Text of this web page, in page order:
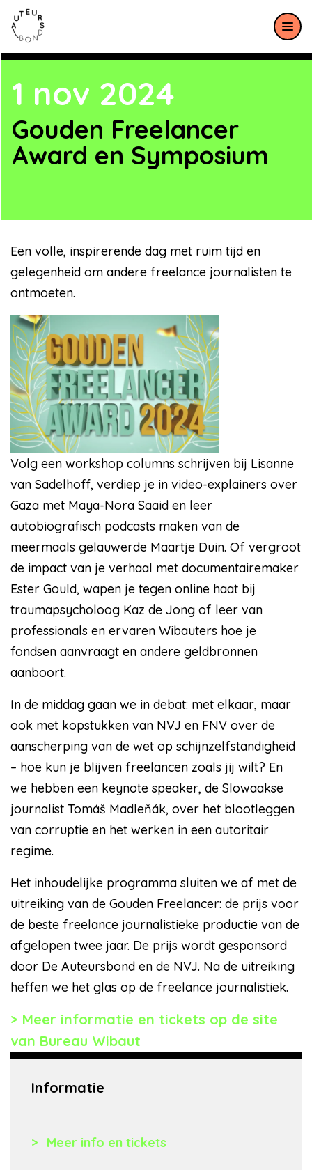
Meteen naar de content
1 nov 2024
Gouden Freelancer
Award en Symposium
Een volle, inspirerende dag met ruim tijd en
gelegenheid om andere freelance journalisten te
ontmoeten.
Volg een workshop columns schrijven bij Lisanne
van Sadelhoff, verdiep je in video-explainers over
Gaza met Maya-Nora Saaid en leer
autobiografisch podcasts maken van de
meermaals gelauwerde Maartje Duin. Of vergroot
de impact van je verhaal met documentairemaker
Ester Gould, wapen je tegen online haat bij
traumapsycholoog Kaz de Jong of leer van
professionals en ervaren Wibauters hoe je
fondsen aanvraagt en andere geldbronnen
aanboort.
In de middag gaan we in debat: met elkaar, maar
ook met kopstukken van NVJ en FNV over de
aanscherping van de wet op schijnzelfstandigheid
– hoe kun je blijven freelancen zoals jij wilt? En
we hebben een keynote speaker, de Slowaakse
journalist Tomáš Madleňák, over het blootleggen
van corruptie en het werken in een autoritair
regime.
Het inhoudelijke programma sluiten we af met de
uitreiking van de Gouden Freelancer: de prijs voor
de beste freelance journalistieke productie van de
afgelopen twee jaar. De prijs wordt gesponsord
door De Auteursbond en de NVJ. Na de uitreiking
heffen we het glas op de freelance journalistiek.
Meer informatie en tickets op de site
van Bureau Wibaut
Informatie
Meer info en tickets